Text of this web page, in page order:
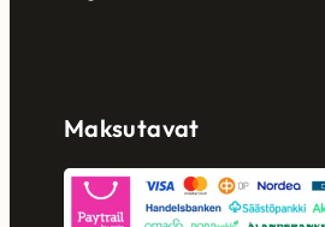
Maksutavat